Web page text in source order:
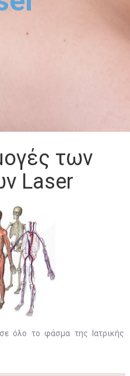
των
Laser
όλο το φάσμα της Ιατρικής